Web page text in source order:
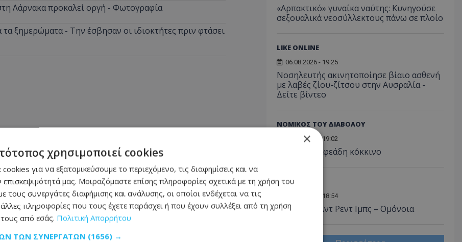
Λάρνακα προκαλεί οργή - Φωτογραφία
ξημερώματα - Την έσβησαν οι ιδιοκτήτες πριν φτάσει
«Αρπακτικό» γυναίκα ναύτης: Κυνηγούσε
σεξουαλικά νεοσύλλεκτους πάνω σε πλοίο
LIKE ONLINE
06.08.2026 - 19:25
Νοσηλευτής ακινητοποίησε βίαιο ασθενή
με λαβές ζίου-ζίτσου στην Αυσραλία -
Δείτε βίντεο
ΝΟΜΙΚΟΣ ΤΟΥ ΔΙΑΒΟΛΟΥ
06.08.2026 - 19:02
Το χώμα Βαφεάδη κόκκινο
ΑΘΛΗΤΙΚΑ
06.08.2026 - 18:54
LIVE: Λίνκολντ Ρεντ Ιμπς – Ομόνοια
×
χρησιμοποιεί cookies
για να εξατομικεύσουμε το περιεχόμενο, τις διαφημίσεις και να
μας. Μοιραζόμαστε επίσης πληροφορίες σχετικά με τη χρήση του
τους συνεργάτες διαφήμισης και ανάλυσης, οι οποίοι ενδέχεται να τις
πληροφορίες που τους έχετε παράσχει ή που έχουν συλλέξει από τη χρήση
από εσάς. Πολιτική Απορρήτου
ΤΩΝ ΣΥΝΕΡΓΑΤΏΝ (1656) →